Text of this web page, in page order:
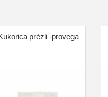
prézli -provega